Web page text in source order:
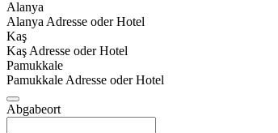
Alanya
Alanya Adresse oder Hotel
Kaş
Kaş Adresse oder Hotel
Pamukkale
Pamukkale Adresse oder Hotel
Abgabeort